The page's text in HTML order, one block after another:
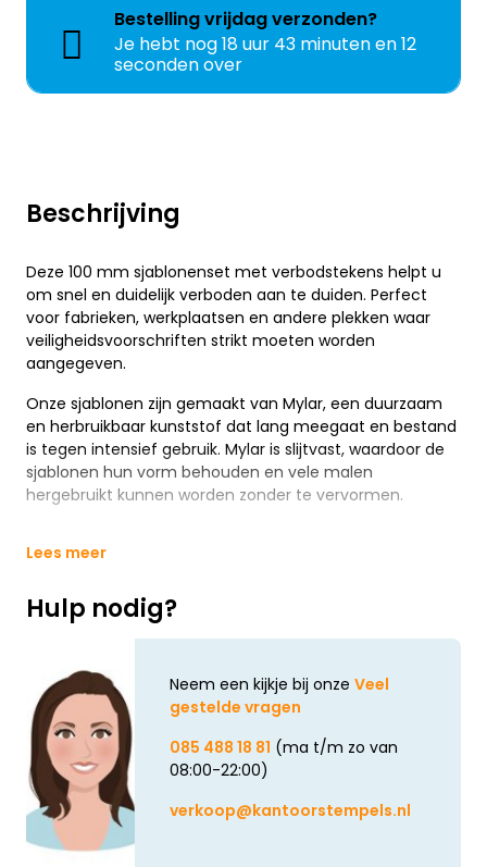
Beschrijving
Deze 100 mm sjablonenset met verbodstekens helpt u
om snel en duidelijk verboden aan te duiden. Perfect
voor fabrieken, werkplaatsen en andere plekken waar
veiligheidsvoorschriften strikt moeten worden
aangegeven.
Onze sjablonen zijn gemaakt van Mylar, een duurzaam
en herbruikbaar kunststof dat lang meegaat en bestand
is tegen intensief gebruik. Mylar is slijtvast, waardoor de
sjablonen hun vorm behouden en vele malen
hergebruikt kunnen worden zonder te vervormen.
Lees meer
Hulp nodig?
Neem een kijkje bij onze Veel
gestelde vragen
085 488 18 81 (ma t/m zo van
08:00-22:00)
verkoop@kantoorstempels.nl
Bestellingvrijdagverzonden?
Je hebt nog18 uur 43 minuten en 12
seconden over